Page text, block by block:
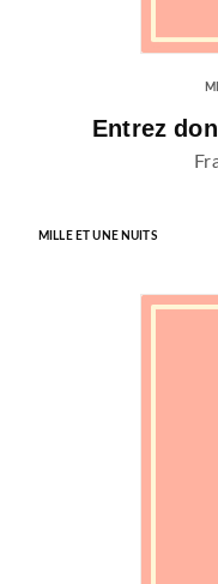
Entrez
MILLE ET UNE NUITS